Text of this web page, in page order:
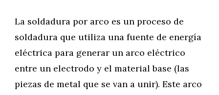
La soldadura por arco es un proceso de
soldadura que utiliza una fuente de energía
eléctrica para generar un arco eléctrico
entre un electrodo y el material base (las
piezas de metal que se van a unir). Este arco